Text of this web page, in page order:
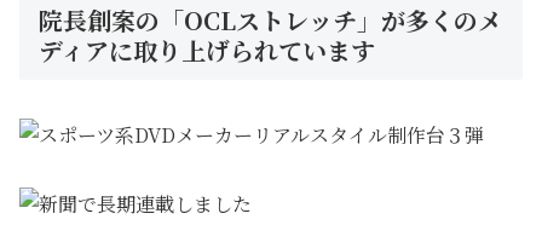
院長創案の「OCLストレッチ」が多くのメ
ディアに取り上げられています